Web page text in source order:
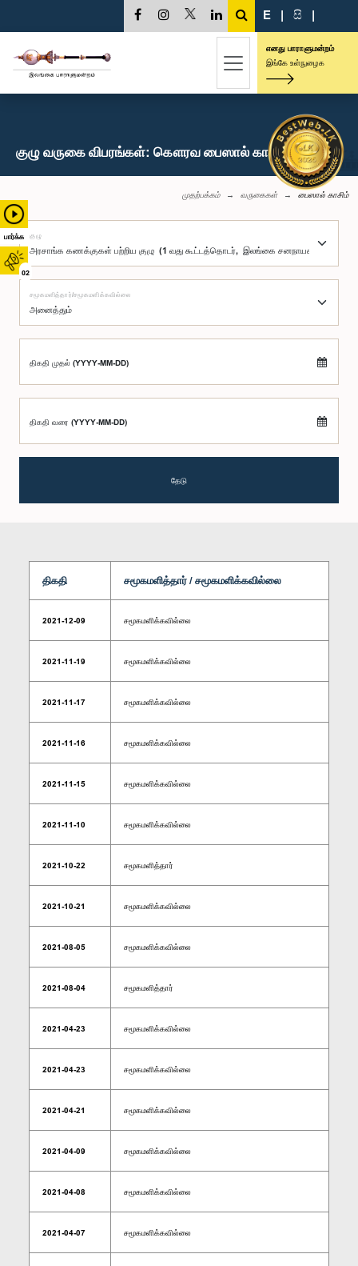
பார்க்க
02
E | සි |
எனது பாராளுமன்றம்
இங்கே உள்நுழைக
குழு வருகை விபரங்கள்: கௌரவ பைஸால் காசிம், பா.உ.
முதற்பக்கம் வருகைகள் பைஸால் காசிம்
குழு
சமூகமளித்தார்/சமூகமளிக்கவில்லை
திகதி முதல் (YYYY-MM-DD)
திகதி வரை (YYYY-MM-DD)
தேடு
திகதி சமூகமளித்தார் / சமூகமளிக்கவில்லை
2021-12-09 சமூகமளிக்கவில்லை
2021-11-19 சமூகமளிக்கவில்லை
2021-11-17 சமூகமளிக்கவில்லை
2021-11-16 சமூகமளிக்கவில்லை
2021-11-15 சமூகமளிக்கவில்லை
2021-11-10 சமூகமளிக்கவில்லை
2021-10-22 சமூகமளித்தார்
2021-10-21 சமூகமளிக்கவில்லை
2021-08-05 சமூகமளிக்கவில்லை
2021-08-04 சமூகமளித்தார்
2021-04-23 சமூகமளிக்கவில்லை
2021-04-23 சமூகமளிக்கவில்லை
2021-04-21 சமூகமளிக்கவில்லை
2021-04-09 சமூகமளிக்கவில்லை
2021-04-08 சமூகமளிக்கவில்லை
2021-04-07 சமூகமளிக்கவில்லை